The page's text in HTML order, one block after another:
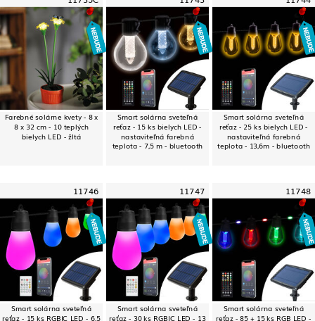
Farebné solárne kvety - 8 x
8 x 32 cm - 10 teplých
bielych LED - žltá
Smart solárna sveteľná
reťaz - 15 ks bielych LED -
nastaviteľná farebná
teplota - 7,5 m - bluetooth
Smart solárna sveteľná
reťaz - 25 ks bielych LED -
nastaviteľná farebná
teplota - 13,6m - bluetooth
11746
Smart solárna sveteľná
reťaz - 15 ks RGBIC LED - 6,5
11747
Smart solárna sveteľná
reťaz - 30 ks RGBIC LED - 13
11748
Smart solárna sveteľná
reťaz - 85 + 15 ks RGB LED -